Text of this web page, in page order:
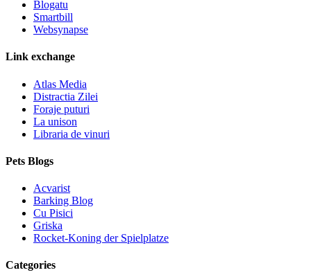
Blogatu
Smartbill
Websynapse
Link exchange
Atlas Media
Distractia Zilei
Foraje puturi
La unison
Libraria de vinuri
Pets Blogs
Acvarist
Barking Blog
Cu Pisici
Griska
Rocket-Koning der Spielplatze
Categories